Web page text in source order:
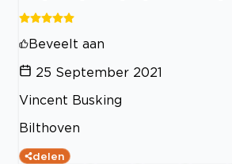
Beveelt aan
25 September 2021
Vincent Busking
Bilthoven
delen